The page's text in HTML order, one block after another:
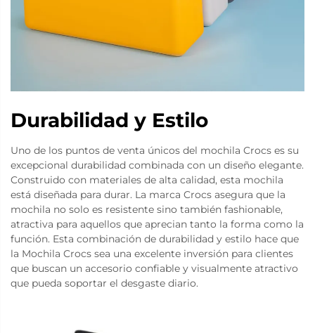
Durabilidad y Estilo
Uno de los puntos de venta únicos del mochila Crocs es su
excepcional durabilidad combinada con un diseño elegante.
Construido con materiales de alta calidad, esta mochila
está diseñada para durar. La marca Crocs asegura que la
mochila no solo es resistente sino también fashionable,
atractiva para aquellos que aprecian tanto la forma como la
función. Esta combinación de durabilidad y estilo hace que
la Mochila Crocs sea una excelente inversión para clientes
que buscan un accesorio confiable y visualmente atractivo
que pueda soportar el desgaste diario.